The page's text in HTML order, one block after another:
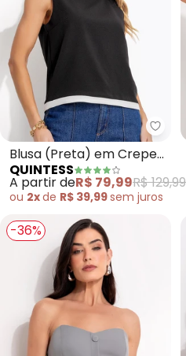
Blusa (Preta) em Crepe
Plano
QUINTESS
A partir deR$ 79,99R$ 129,99
ou 2xde R$ 39,99sem juros
-36%